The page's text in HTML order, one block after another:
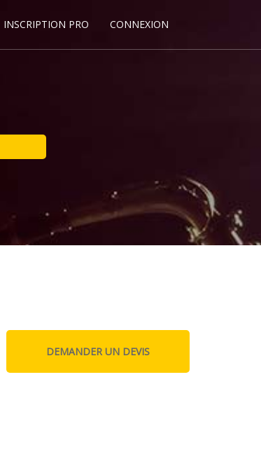
INSCRIPTION PRO CONNEXION